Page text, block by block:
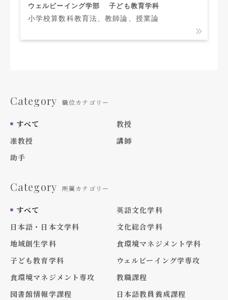
ウェルビーイング学部
子ども教育学科
小学校算数科教育法、教師論、授業論
Category 職位カテゴリー
すべて
教授
准教授
講師
助手
Category 所属カテゴリー
すべて
英語文化学科
日本語・日本文学科
文化総合学科
地域創生学科
食環境マネジメント学科
子ども教育学科
ウェルビーイング学専攻
食環境マネジメント専攻
教職課程
図書館情報学課程
日本語教員養成課程